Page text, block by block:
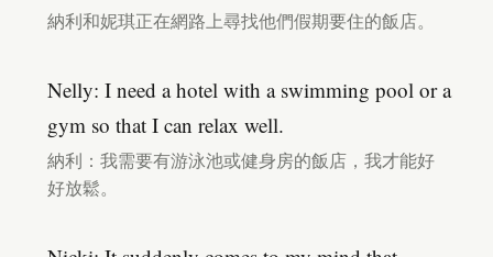
納利和妮琪正在網路上尋找他們假期要住的飯店。
Nelly: I need a hotel with a swimming pool or a
gym so that I can relax well.
納利：我需要有游泳池或健身房的飯店，我才能好
好放鬆。